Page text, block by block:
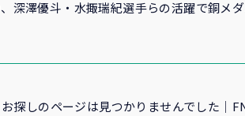
深澤優斗・水掫瑞紀選手らの活躍で銅メ
お探しのページは見つかりませんでした｜